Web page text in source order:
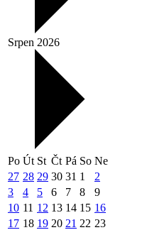
Srpen 2026
Po Út St Čt Pá So Ne
27 28 29 30 31 1
2
3
4 5 6 7 8
9
10 11 12 13 14 15 16
17 18 19 20 21 22 23